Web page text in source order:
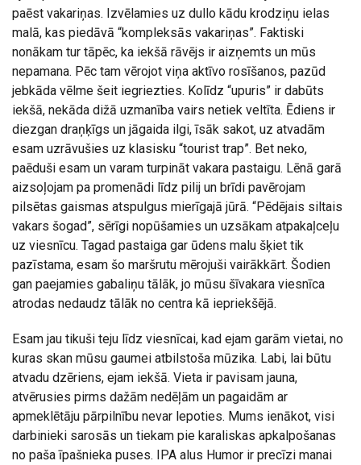
paēst vakariņas. Izvēlamies uz dullo kādu krodziņu ielas
malā, kas piedāvā “kompleksās vakariņas”. Faktiski
nonākam tur tāpēc, ka iekšā rāvējs ir aizņemts un mūs
nepamana. Pēc tam vērojot viņa aktīvo rosīšanos, pazūd
jebkāda vēlme šeit iegriezties. Kolīdz “upuris” ir dabūts
iekšā, nekāda dižā uzmanība vairs netiek veltīta. Ēdiens ir
diezgan draņķīgs un jāgaida ilgi, īsāk sakot, uz atvadām
esam uzrāvušies uz klasisku “tourist trap”. Bet neko,
paēduši esam un varam turpināt vakara pastaigu. Lēnā garā
aizsoļojam pa promenādi līdz pilij un brīdi pavērojam
pilsētas gaismas atspulgus mierīgajā jūrā. “Pēdējais siltais
vakars šogad”, sērīgi nopūšamies un uzsākam atpakaļceļu
uz viesnīcu. Tagad pastaiga gar ūdens malu šķiet tik
pazīstama, esam šo maršrutu mērojuši vairākkārt. Šodien
gan paejamies gabaliņu tālāk, jo mūsu šīvakara viesnīca
atrodas nedaudz tālāk no centra kā iepriekšējā.
Esam jau tikuši teju līdz viesnīcai, kad ejam garām vietai, no
kuras skan mūsu gaumei atbilstoša mūzika. Labi, lai būtu
atvadu dzēriens, ejam iekšā. Vieta ir pavisam jauna,
atvērusies pirms dažām nedēļām un pagaidām ar
apmeklētāju pārpilnību nevar lepoties. Mums ienākot, visi
darbinieki sarosās un tiekam pie karaliskas apkalpošanas
no paša īpašnieka puses. IPA alus Humor ir precīzi manai